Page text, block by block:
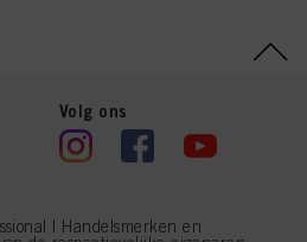
Volg ons
| Handelsmerken en